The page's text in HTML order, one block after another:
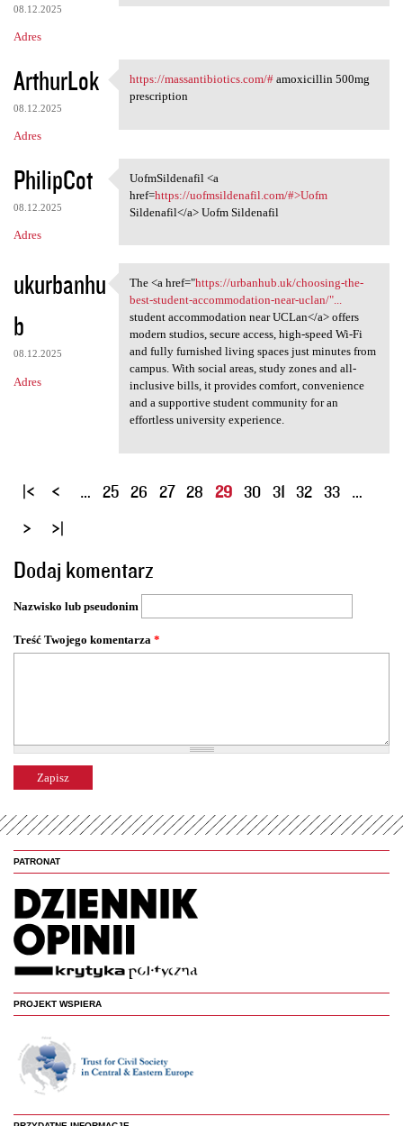
08.12.2025
Adres
ArthurLok
08.12.2025
Adres
https://massantibiotics.com/#
https://massantibiotics.com/#amoxicillin 500mg
prescription
PhilipCot
08.12.2025
Adres
UofmSildenafil <a href=https:
UofmSildenafil <a
href=https://uofmsildenafil.com/#>Uofm
Sildenafil</a> Uofm Sildenafil
ukurbanhu
b
08.12.2025
Adres
The <a href="https://urbanhub
The <a href="https://urbanhub.uk/choosing-the-
best-student-accommodation-near-uclan/"...
student accommodation near UCLan</a> offers
modern studios, secure access, high-speed Wi-Fi
and fully furnished living spaces just minutes from
campus. With social areas, study zones and all-
inclusive bills, it provides comfort, convenience
and a supportive student community for an
effortless university experience.
S
o
n
y
… 25 26 27 28 29 30 31 32 33 …
Dodaj komentarz
Nazwisko lub pseudonim
Treść Twojego komentarza *
PATRONAT
PROJEKT WSPIERA